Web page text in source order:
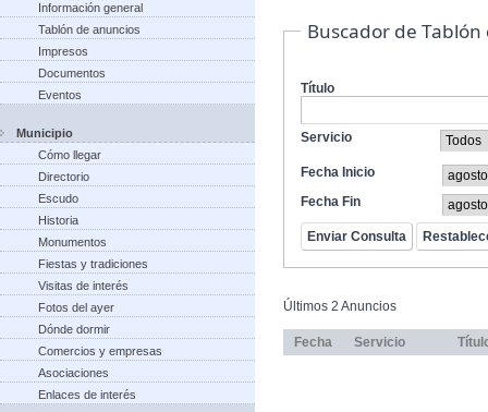
Información general
Tablón de anuncios
Impresos
Documentos
Eventos
Municipio
Cómo llegar
Directorio
Escudo
Historia
Monumentos
Fiestas y tradiciones
Visitas de interés
Fotos del ayer
Dónde dormir
Comercios y empresas
Asociaciones
Enlaces de interés
Buscador de
Título
Servicio
Fecha Inicio
Fecha Fin
Últimos 2 Anuncios
Fecha Servicio